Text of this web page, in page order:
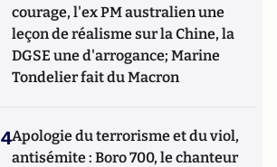
courage, l'ex PM australien une
leçon de réalisme sur la Chine, la
DGSE une d'arrogance; Marine
Tondelier fait du Macron
4Apologie du terrorisme et du viol,
antisémite : Boro 700, le chanteur